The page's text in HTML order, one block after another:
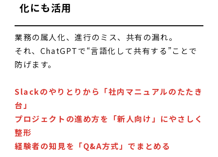
化にも活用
業務の属人化、進行のミス、共有の漏れ。
それ、ChatGPTで“言語化して共有する”ことで
防げます。
Slackのやりとりから「社内マニュアルのたたき
台」
プロジェクトの進め方を「新人向け」にやさしく
整形
経験者の知見を「Q&A方式」でまとめる